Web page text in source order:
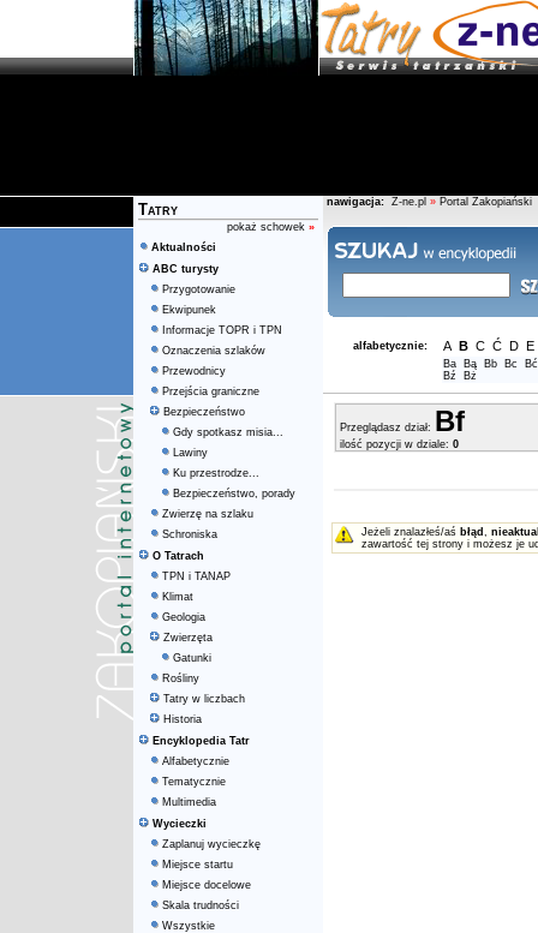
Tatry
pokaż schowek »
Aktualności
ABC turysty
Przygotowanie
Ekwipunek
Informacje TOPR i TPN
Oznaczenia szlaków
Przewodnicy
Przejścia graniczne
Bezpieczeństwo
Gdy spotkasz misia...
Lawiny
Ku przestrodze...
Bezpieczeństwo, porady
Zwierzę na szlaku
Schroniska
O Tatrach
TPN i TANAP
Klimat
Geologia
Zwierzęta
Gatunki
Rośliny
Tatry w liczbach
Historia
Encyklopedia Tatr
Alfabetycznie
Tematycznie
Multimedia
Wycieczki
Zaplanuj wycieczkę
Miejsce startu
Miejsce docelowe
Skala trudności
Wszystkie
nawigacja: Z-ne.pl » Portal Zakopiański
alfabetycznie: A B C Ć D E
Ba Bą Bb Bc
Bć
Bź
Bż
Przeglądasz dział: Bf
ilość pozycji w dziale: 0
Jeżeli znalazłeś/aś błąd ,
zawartość tej strony i możesz je